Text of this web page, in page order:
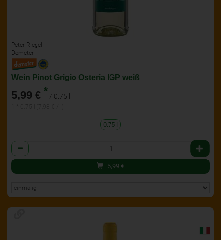
Peter Riegel
Demeter
Wein Pinot Grigio Osteria IGP weiß
5,99 € * / 0.75 l
0.75 l
Anzahl
5,99 €